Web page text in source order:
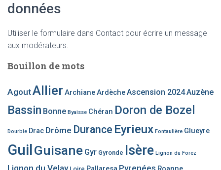
données
Utiliser le formulaire dans Contact pour écrire un message
aux modérateurs.
Bouillon de mots
AgoutAllier ArchianeArdècheAscension 2024Auzène
Bassin Bonne Byaisse Chéran Doron de Bozel
Dourbie Drac Drôme Durance Eyrieux Fontaulière Glueyre
Guil Guisane Gyr Gyronde Isère Lignon du Forez
Lignon du Velay Pyrenées